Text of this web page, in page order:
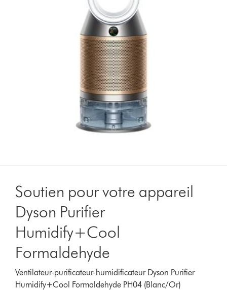
Soutien pour votre appareil
Dyson Purifier
Humidify+Cool
Formaldehyde
Ventilateur-purificateur-humidificateur Dyson Purifier
Humidify+Cool Formaldehyde PH04 (Blanc/Or)